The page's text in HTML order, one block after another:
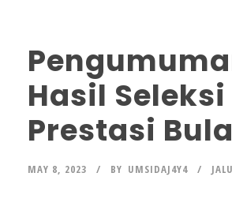
Hasil
Prestasi
MAY 8, 2023 BY UMSIDAJ4Y4